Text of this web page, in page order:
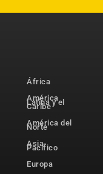
África
América
Latina y el
Caribe
América del
Norte
Asia-
Pacífico
Europa